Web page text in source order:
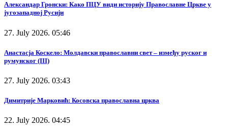
Александар Гронски: Како ПЦУ види историју Православне Цркве у
југозападној Русији
27. July 2026. 05:46
Анастасја Коскело: Молдавски православни свет – између руског и
румунског (III)
27. July 2026. 03:43
Димитрије Марковић: Косовска православна црква
22. July 2026. 04:45